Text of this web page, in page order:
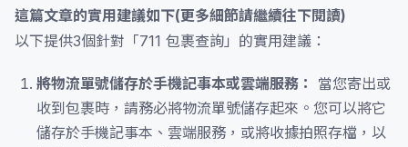
這篇文章的實用建議如下(更多細節請繼續往下閱讀)
以下提供3個針對「711 包裹查詢」的實用建議：
將物流單號儲存於手機記事本或雲端服務：
當您寄出或
收到包裹時，請務必將物流單號儲存起來。您可以將它
儲存於手機記事本、雲端服務，或將收據拍照存檔，以